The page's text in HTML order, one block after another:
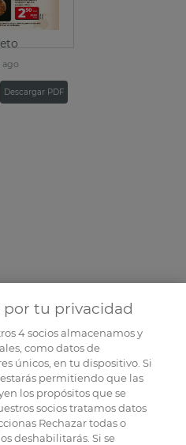
ago
Descargar PDF
por tu privacidad
4socios almacenamos y
como datos de
únicos, en tu dispositivo. Si
permitiendo que las
los propósitos que se
socios tratamos datos
Rechazar todas o
deshabilitarás. Si se